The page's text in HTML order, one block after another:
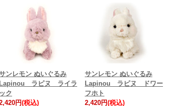
ンレモン ぬいぐるみ
ラピヌ ライラ
ク
円(税込)
サンレモン ぬいぐるみ
Lapinou ラピヌ ドワー
フホト
2,420円(税込)